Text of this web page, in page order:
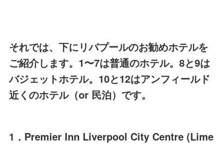
それでは、下にリバプールのお勧めホテルを
ご紹介します。1〜7は普通のホテル。8と9は
バジェットホテル。10と12はアンフィールド
近くのホテル（or 民泊）です。
1．Premier Inn Liverpool City Centre (Lime